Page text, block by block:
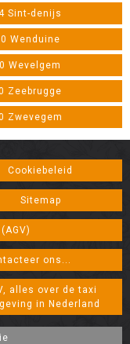
Sint-denijs
Wenduine
Wevelgem
Zeebrugge
Zwevegem
Cookiebeleid
Sitemap
ons...
alles over de taxi
in Nederland